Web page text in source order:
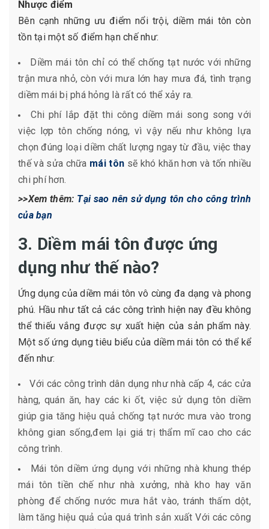
Nhược điểm
Bên cạnh những ưu điểm nổi trội, diềm mái tôn còn
tồn tại một số điểm hạn chế như:
Diềm mái tôn chỉ có thể chống tạt nước với những
trận mưa nhỏ, còn với mưa lớn hay mưa đá, tình trạng
diềm mái bị phá hỏng là rất có thể xảy ra.
Chi phí lắp đặt thi công diềm mái song song với
việc lợp tôn chống nóng, vì vậy nếu như không lựa
chọn đúng loại diềm chất lượng ngay từ đầu, việc thay
thế và sửa chữa mái tôn sẽ khó khăn hơn và tốn nhiều
chi phí hơn.
>>Xem thêm: Tại sao nên sử dụng tôn cho công trình
của bạn
3. Diềm mái tôn được ứng
dụng như thế nào?
Ứng dụng của diềm mái tôn vô cùng đa dạng và phong
phú. Hầu như tất cả các công trình hiện nay đều không
thể thiếu vắng được sự xuất hiện của sản phẩm này.
Một số ứng dụng tiêu biểu của diềm mái tôn có thể kể
đến như:
Với các công trình dân dụng như nhà cấp 4, các cửa
hàng, quán ăn, hay các ki ốt, việc sử dụng tôn diềm
giúp gia tăng hiệu quả chống tạt nước mưa vào trong
không gian sống,đem lại giá trị thẩm mĩ cao cho các
công trình.
Mái tôn diềm ứng dụng với những nhà khung thép
mái tôn tiền chế như nhà xưởng, nhà kho hay văn
phòng để chống nước mưa hắt vào, tránh thấm dột,
làm tăng hiệu quả của quá trình sản xuất Với các công